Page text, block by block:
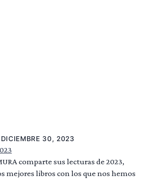
DICIEMBRE 30, 2023
comparte sus lecturas de 2023,
mejores libros con los que nos hemos